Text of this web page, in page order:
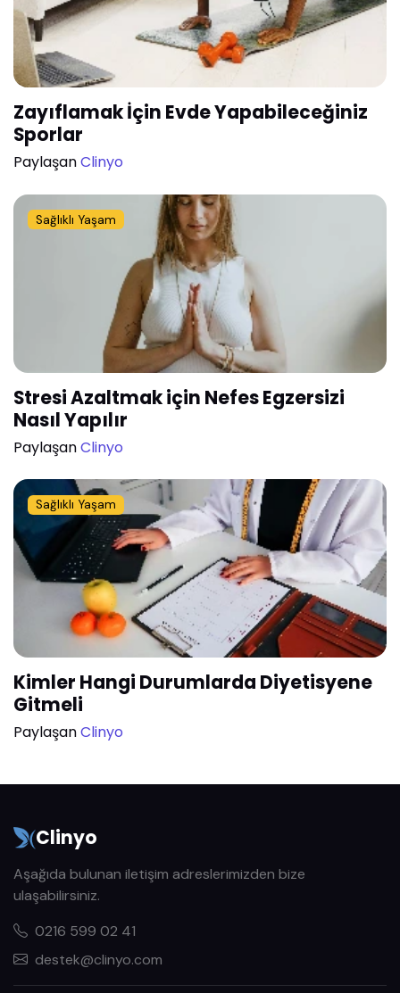
Zayıflamak İçin Evde Yapabileceğiniz
Sporlar
PaylaşanClinyo
Sağlıklı Yaşam
Stresi Azaltmak için Nefes Egzersizi
Nasıl Yapılır
PaylaşanClinyo
Sağlıklı Yaşam
Kimler Hangi Durumlarda Diyetisyene
Gitmeli
PaylaşanClinyo
Clinyo
Aşağıda bulunan iletişim adreslerimizden bize
ulaşabilirsiniz.
0216 599 02 41
destek@clinyo.com